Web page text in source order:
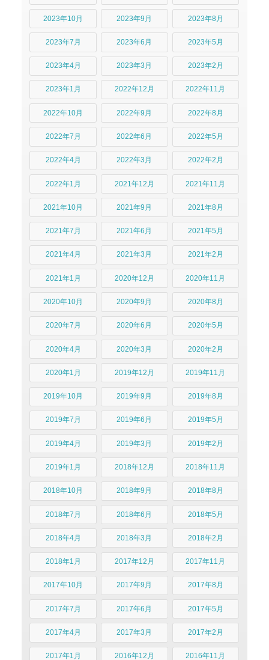
2023年10月 2023年9月 2023年8月
2023年7月 2023年6月 2023年5月
2023年4月 2023年3月 2023年2月
2023年1月 2022年12月 2022年11月
2022年10月 2022年9月 2022年8月
2022年7月 2022年6月 2022年5月
2022年4月 2022年3月 2022年2月
2022年1月 2021年12月 2021年11月
2021年10月 2021年9月 2021年8月
2021年7月 2021年6月 2021年5月
2021年4月 2021年3月 2021年2月
2021年1月 2020年12月 2020年11月
2020年10月 2020年9月 2020年8月
2020年7月 2020年6月 2020年5月
2020年4月 2020年3月 2020年2月
2020年1月 2019年12月 2019年11月
2019年10月 2019年9月 2019年8月
2019年7月 2019年6月 2019年5月
2019年4月 2019年3月 2019年2月
2019年1月 2018年12月 2018年11月
2018年10月 2018年9月 2018年8月
2018年7月 2018年6月 2018年5月
2018年4月 2018年3月 2018年2月
2018年1月 2017年12月 2017年11月
2017年10月 2017年9月 2017年8月
2017年7月 2017年6月 2017年5月
2017年4月 2017年3月 2017年2月
2017年1月 2016年12月 2016年11月